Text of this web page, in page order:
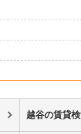
越谷の賃貸